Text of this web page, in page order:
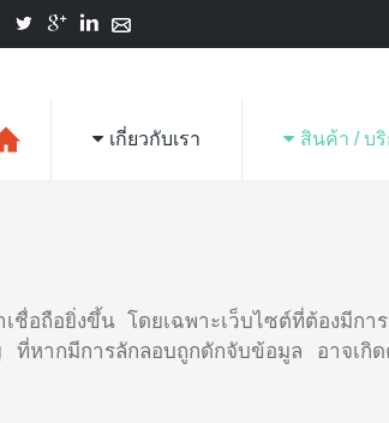
เกี่ยวกับเรา สินค้า / บ
อถือยิ่งขึ้น โดยเฉพาะเว็บไซต์ที่ต้องมีกา
หากมีการลักลอบถูกดักจับข้อมูล อาจเกิด